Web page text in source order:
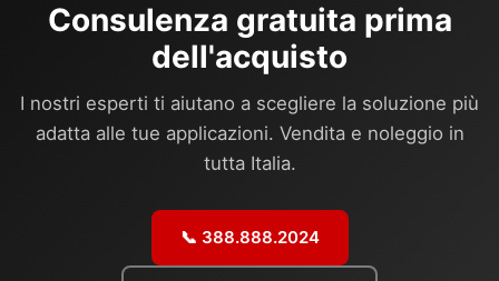
Consulenza gratuita prima
dell'acquisto
I nostri esperti ti aiutano a scegliere la soluzione più
adatta alle tue applicazioni. Vendita e noleggio in
tutta Italia.
📞 388.888.2024